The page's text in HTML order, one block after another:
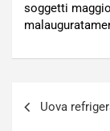
soggetti
Uova